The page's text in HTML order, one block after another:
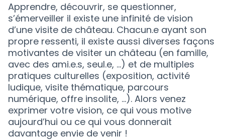
Apprendre, découvrir, se questionner,
s’émerveiller il existe une infinité de vision
d’une visite de château. Chacun.e ayant son
propre ressenti, il existe aussi diverses façons
motivantes de visiter un château (en famille,
avec des ami.e.s, seul.e, …) et de multiples
pratiques culturelles (exposition, activité
ludique, visite thématique, parcours
numérique, offre insolite, …). Alors venez
exprimer votre vision, ce qui vous motive
aujourd’hui ou ce qui vous donnerait
davantage envie de venir !